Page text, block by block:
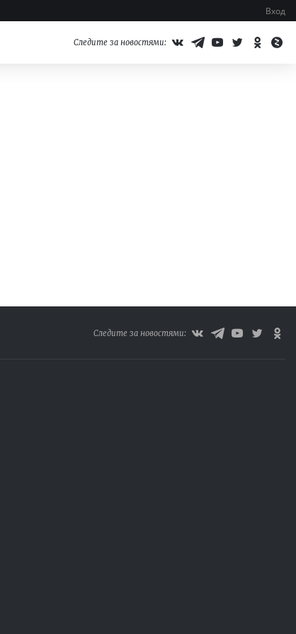
Вход
Следите за новостями:
Следите за новостями: